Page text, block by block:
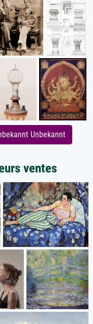
Unbekannt
ventes